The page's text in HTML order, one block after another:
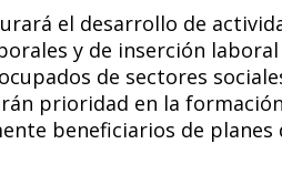
el desarrollo de
y de inserción
de sectores
prioridad en la
beneficiarios de planes